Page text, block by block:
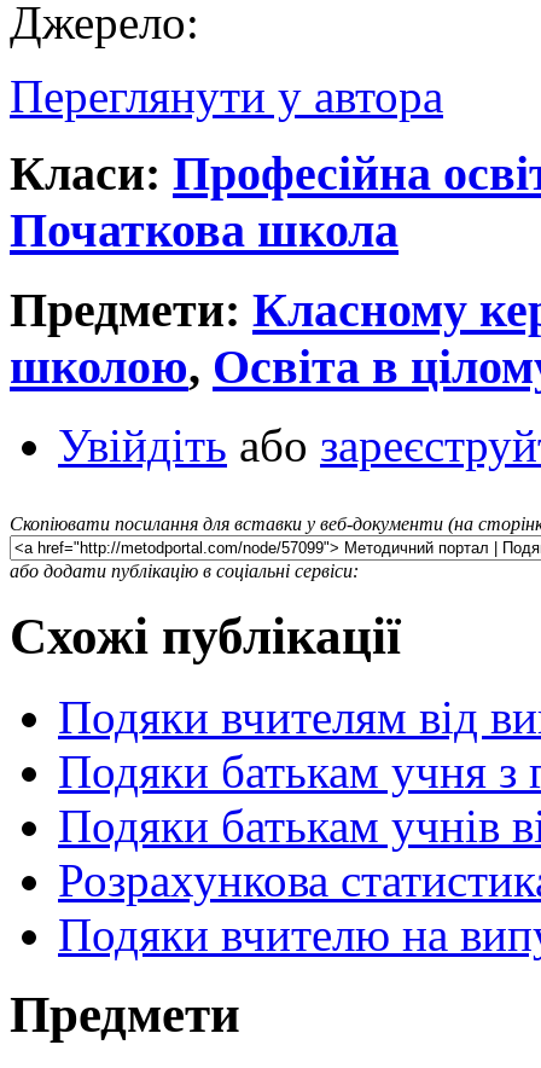
Джерело:
Переглянути у автора
Класи: Професійна
Початкова школа
Предмети: Класному
школою, Освіта в
Увійдіть або
Скопіювати посилання для вставки у веб-документи (на
або додати публікацію в соціальні сервіси:
Схожі публікації
Подяки вчителям від
Подяки батькам учня з
Подяки батькам учнів
Розрахункова
Подяки вчителю на
Предмети